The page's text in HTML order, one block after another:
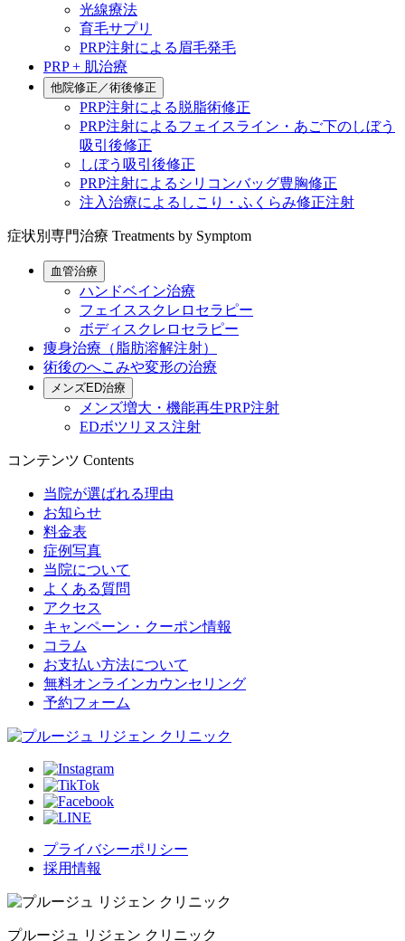
光線療法
育毛サプリ
PRP注射による眉毛発毛
PRP + 肌治療
他院修正／術後修正
PRP注射による脱脂術修正
PRP注射によるフェイスライン・あご下のしぼう
吸引後修正
しぼう吸引後修正
PRP注射によるシリコンバッグ豊胸修正
注入治療によるしこり・ふくらみ修正注射
症状別専門治療 Treatments by Symptom
血管治療
ハンドベイン治療
フェイススクレロセラピー
ボディスクレロセラピー
痩身治療（脂肪溶解注射）
術後のへこみや変形の治療
メンズED治療
メンズ増大・機能再生PRP注射
EDボツリヌス注射
コンテンツ Contents
当院が選ばれる理由
お知らせ
料金表
症例写真
当院について
よくある質問
アクセス
キャンペーン・クーポン情報
コラム
お支払い方法について
無料オンラインカウンセリング
予約フォーム
プライバシーポリシー
採用情報
プルージュ リジェン クリニック